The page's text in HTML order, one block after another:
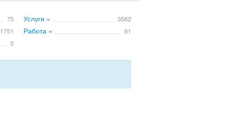
75 Услуги » 3562
1751 Работа » 61
5